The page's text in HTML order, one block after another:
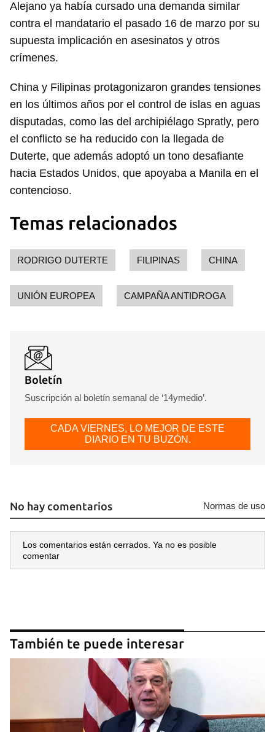
Para poder guardar como favorito, primero has de
iniciar sesión con tu cuenta de 14ymedio.
INICIAR SESIÓN CANCELAR
Alejano ya había cursado una demanda similar
contra el mandatario el pasado 16 de marzo por su
supuesta implicación en asesinatos y otros
crímenes.
China y Filipinas protagonizaron grandes tensiones
en los últimos años por el control de islas en aguas
disputadas, como las del archipiélago Spratly, pero
el conflicto se ha reducido con la llegada de
Duterte, que además adoptó un tono desafiante
hacia Estados Unidos, que apoyaba a Manila en el
contencioso.
Temas relacionados
RODRIGO DUTERTE FILIPINAS CHINA
UNIÓN EUROPEA CAMPAÑA ANTIDROGA
Boletín
Suscripción al boletín semanal de ‘14ymedio’.
CADA VIERNES, LO MEJOR DE ESTE
DIARIO EN TU BUZÓN.
No hay comentarios Normas de uso
Los comentarios están cerrados. Ya no es posible
comentar
También te puede interesar